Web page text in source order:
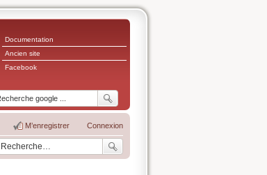
Documentation
Ancien site
Facebook
Connexion
M’enregistrer